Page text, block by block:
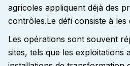
agricoles appliquent déjà des
contrôles.Le défi consiste à
Les opérations sont souvent
sites, tels que les exploitations